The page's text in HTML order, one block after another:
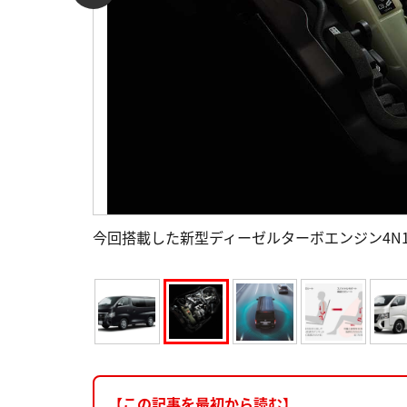
今回搭載した新型ディーゼルターボエンジン